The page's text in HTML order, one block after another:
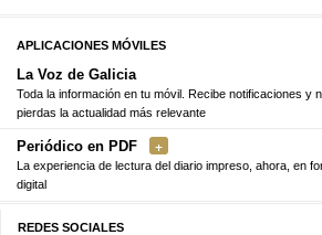
APLICACIONES MÓVILES
La Voz de Galicia
Toda la información en tu móvil. Recibe notificaciones y
pierdas la actualidad más relevante
Periódico en PDF
La experiencia de lectura del diario impreso, ahora, en
digital
REDES SOCIALES